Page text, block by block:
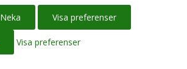
Neka Visa preferenser
Visa preferenser